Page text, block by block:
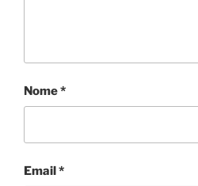
Nome*
Email*